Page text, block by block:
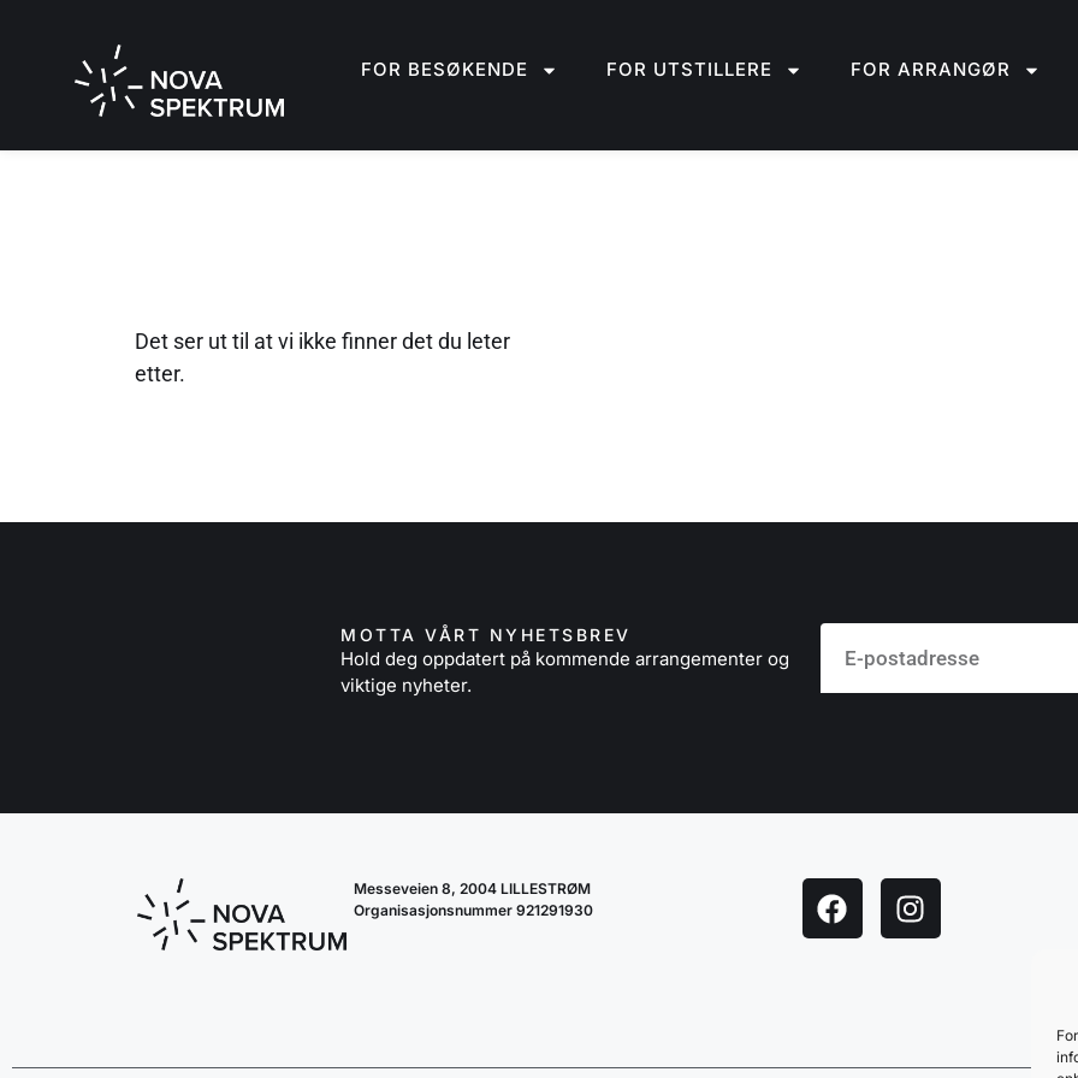
FOR BESØKENDE FOR UTSTILLERE FOR ARRANGØR
Det ser ut til at vi ikke finner det du leter
etter.
MOTTA VÅRT NYHETSBREV
Hold deg oppdatert på kommende arrangementer og
viktige nyheter.
Messeveien 8, 2004 LILLESTRØM
Organisasjonsnummer 921291930